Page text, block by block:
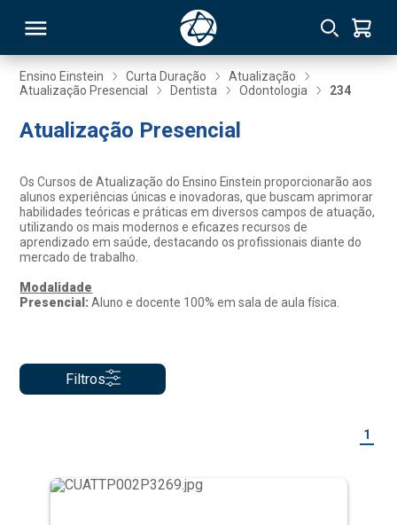
Ensino Einstein Curta Duração
Atualização
Atualização Presencial
Dentista Odontologia 234
Atualização Presencial
Os Cursos de Atualização do Ensino Einstein proporcionarão aos
alunos experiências únicas e inovadoras, que buscam aprimorar
habilidades teóricas e práticas em diversos campos de atuação,
utilizando os mais modernos e eficazes recursos de
aprendizado em saúde, destacando os profissionais diante do
mercado de trabalho.
Modalidade
Presencial:Aluno e docente 100% em sala de aula física.
Filtros
1